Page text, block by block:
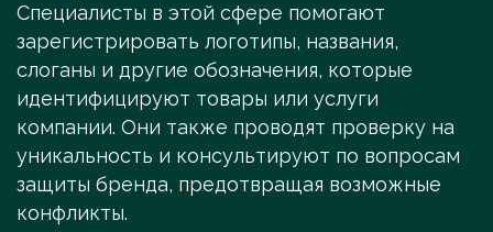
Специалисты в этой сфере помогают
зарегистрировать логотипы, названия,
слоганы и другие обозначения, которые
идентифицируют товары или услуги
компании. Они также проводят проверку на
уникальность и консультируют по вопросам
защиты бренда, предотвращая возможные
конфликты.